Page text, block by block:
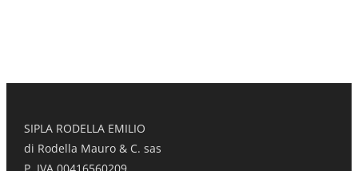
SIPLA RODELLA EMILIO
di Rodella Mauro & C. sas